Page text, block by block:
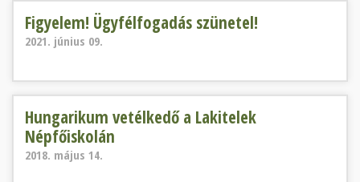
Figyelem! Ügyfélfogadás szünetel!
Figyelem! Ügyfélfogadás szünetel!
2021. június 09.
Hungarikum vetélkedő a Lakitelek
Népfőiskolán
2018. május 14.